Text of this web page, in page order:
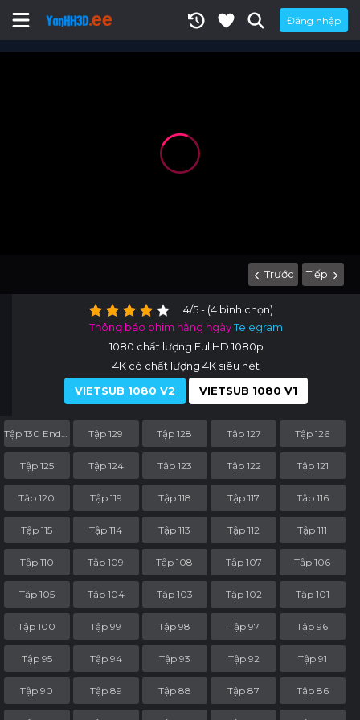
Đăng nhập
Trước Tiếp
4/5 - (4 bình chọn)
Thông báo phim hằng ngàyTelegram
1080 chất lượng FullHD 1080p
4K có chất lượng 4K siêu nét
VIETSUB 1080 V2
VIETSUB 1080 V1
Tập 129 Tập 128 Tập 127 Tập 126
Tập 125 Tập 124 Tập 123 Tập 122 Tập 121
Tập 120 Tập 119 Tập 118 Tập 117 Tập 116
Tập 115 Tập 114 Tập 113 Tập 112 Tập 111
Tập 110 Tập 109 Tập 108 Tập 107 Tập 106
Tập 105 Tập 104 Tập 103 Tập 102 Tập 101
Tập 100 Tập 99 Tập 98 Tập 97 Tập 96
Tập 95 Tập 94 Tập 93 Tập 92 Tập 91
Tập 90 Tập 89 Tập 88 Tập 87 Tập 86